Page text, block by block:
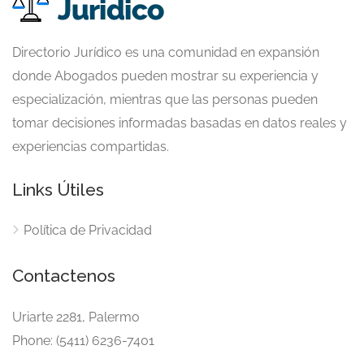
Directorio Jurídico es una comunidad en expansión
donde Abogados pueden mostrar su experiencia y
especialización, mientras que las personas pueden
tomar decisiones informadas basadas en datos reales y
experiencias compartidas.
Links Útiles
Política de Privacidad
Contactenos
Uriarte 2281, Palermo
Phone: (5411) 6236-7401